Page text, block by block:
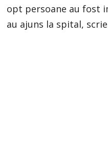
opt persoane au fost
au ajuns la spital, scrie